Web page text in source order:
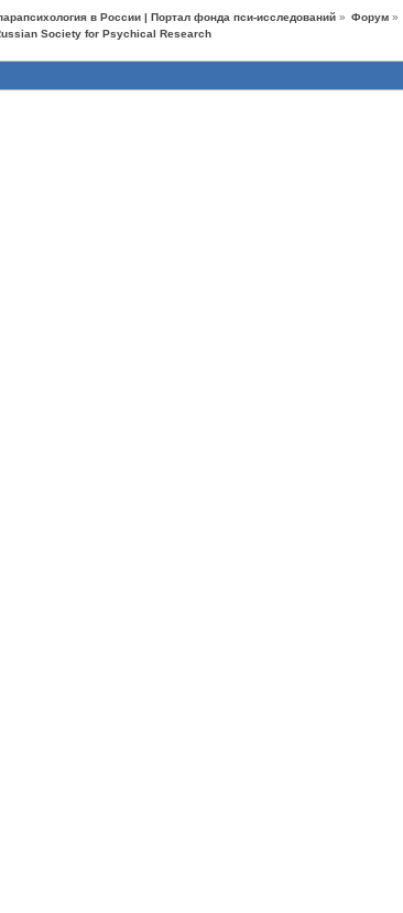
в России | Портал фонда пси-исследований » Форум »
Society for Psychical Research